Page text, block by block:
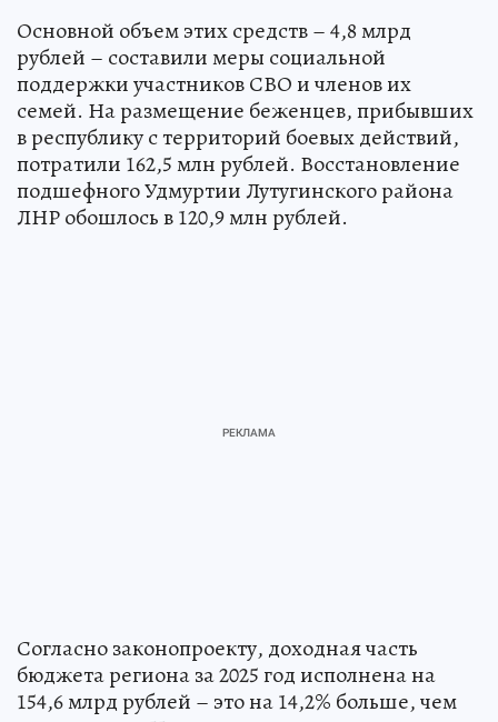
Основной объем этих средств – 4,8 млрд
рублей – составили меры социальной
поддержки участников СВО и членов их
семей. На размещение беженцев, прибывших
в республику с территорий боевых действий,
потратили 162,5 млн рублей. Восстановление
подшефного Удмуртии Лутугинского района
ЛНР обошлось в 120,9 млн рублей.
Согласно законопроекту, доходная часть
бюджета региона за 2025 год исполнена на
154,6 млрд рублей – это на 14,2% больше, чем